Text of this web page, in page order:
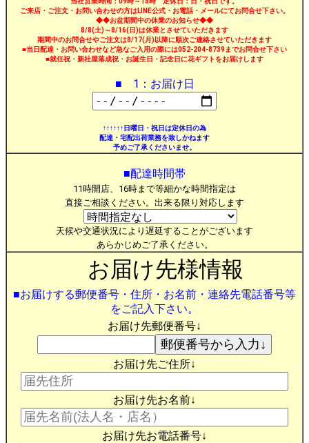
ご来店・ご注文・お問い合わせの方はLINE公式・お電話・メールにてお問合せ下さい。
◆◆お盆期間中の休業のお知らせ◆◆
8/8(土)～8/16(日)は休業とさせていただきます
期間中のお問合せやご注文は8/17(月)以降に順次ご連絡させていただきます
■当日配達・お問い合わせなど急なご入用の際には052-204-8739までお問合せ下さい
■就任祝・新社屋落成祝・お誕生日・記念日に花ギフトをお届けします
■ 1：お届け日
↑↑↑↑↑↑日曜日・祝日は定休日の為
配達・宅配出荷業務を致しかねます
予めご了承くださいませ。
■配達時間帯
11時開店、16時まで等細かな時間指定は
直接ご相談ください。出来る限り対応します
天候や交通状況により遅延することがございます
あらかじめご了承ください。
お届け先様情報
■お届けする郵便番号・住所・お名前・連絡先電話番号等
をご記入下さい。
お届け先郵便番号↓
お届け先ご住所↓
お届け先お名前↓
お届け先お電話番号↓